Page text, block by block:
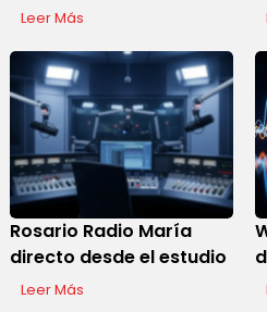
Leer Más
Rosario Radio María
directo desde el estudio
Leer Más
Display Ads